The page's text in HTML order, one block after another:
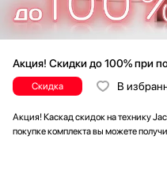
Акция! Скидки до 100% при
Скидка В
Акция! Каскад скидок на технику
покупке комплекта вы можете